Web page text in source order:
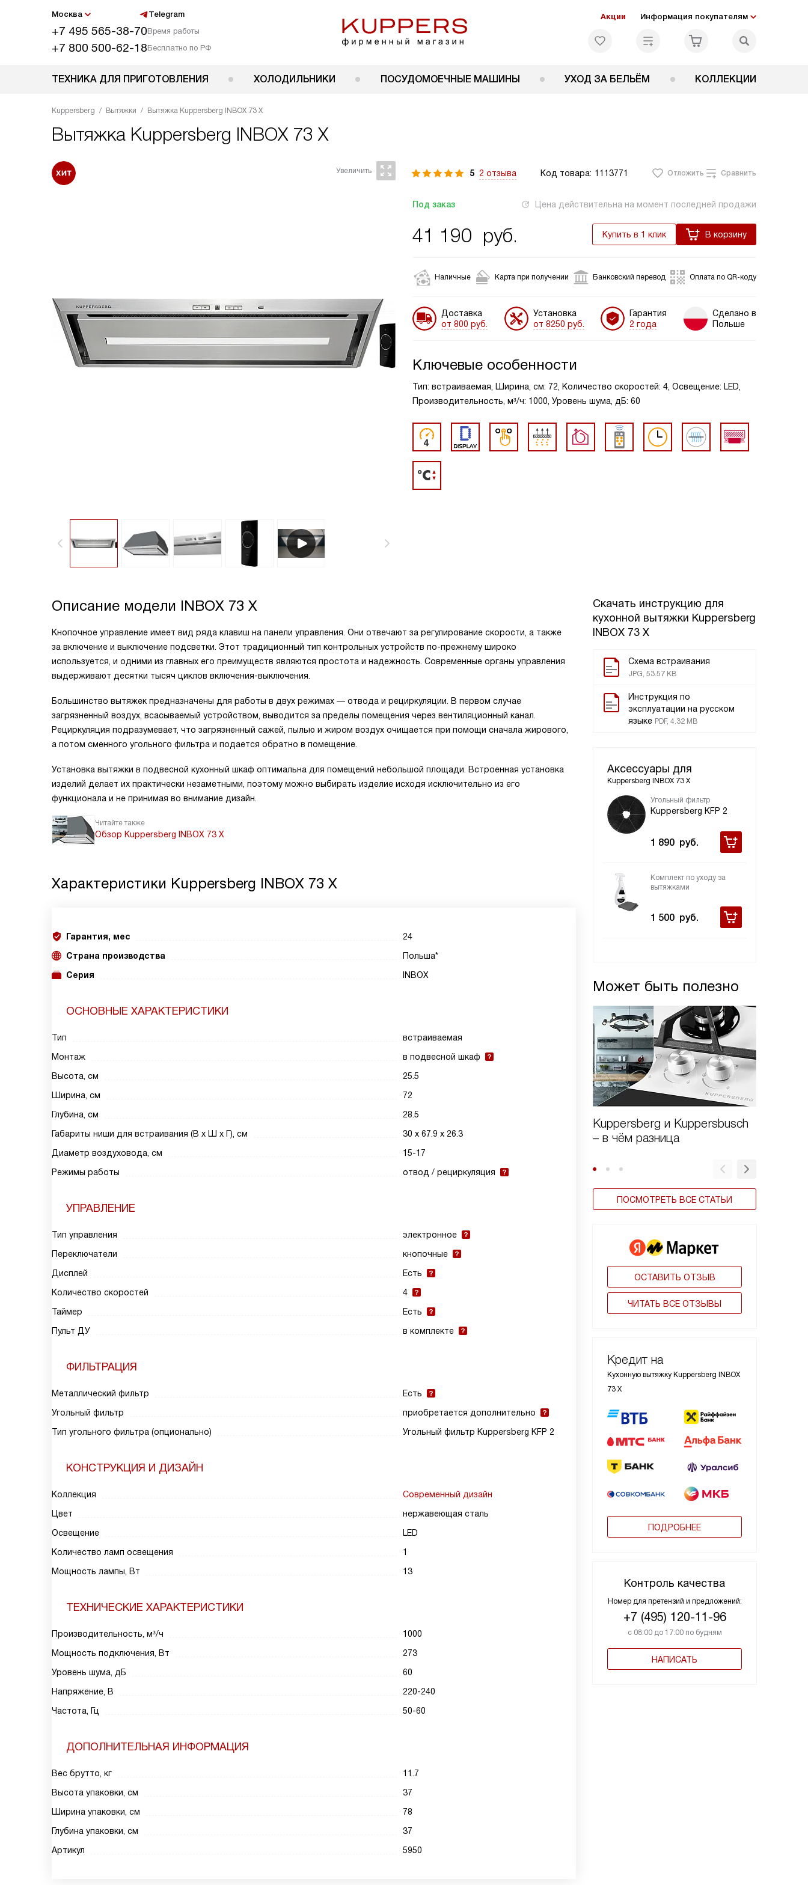
Москва Telegram
+7 495 565-38-70Время работы
+7 800 500-62-18Бесплатно по РФ
Акции Информация покупателям
ТЕХНИКА ДЛЯ ПРИГОТОВЛЕНИЯ ХОЛОДИЛЬНИКИ ПОСУДОМОЕЧНЫЕ МАШИНЫ УХОД ЗА БЕЛЬЁМ КОЛЛЕКЦИИ
Kuppersberg Вытяжки Вытяжка Kuppersberg INBOX 73 X
Вытяжка Kuppersberg INBOX 73 X
5 2 отзыва Код товара: 1113771 Отложить Сравнить
Под заказ Цена действительна на момент последней продажи
41 190 руб. Купить в 1 клик В корзину
Наличные Карта при получении Банковский перевод Оплата по QR-коду
Доставка
от 800 руб.
Установка
от 8250 руб.
Гарантия
2 года
Сделано в
Польше
Ключевые особенности
Тип: встраиваемая, Ширина, см: 72, Количество скоростей: 4, Освещение: LED,
Производительность, м³/ч: 1000, Уровень шума, дБ: 60
Скачать инструкцию для
кухонной вытяжки Kuppersberg
INBOX 73 X
Схема встраивания
JPG, 53.57 KB
Инструкция по
эксплуатации на русском
языке PDF, 4.32 MB
Аксессуары для
Kuppersberg INBOX 73 X
Угольный фильтр
Kuppersberg KFP 2
1 890 руб.
Комплект по уходу за
вытяжками
1 500 руб.
Может быть полезно
Kuppersberg и Kuppersbusch
– в чём разница
ПОСМОТРЕТЬ ВСЕ СТАТЬИ
ОСТАВИТЬ ОТЗЫВ
ЧИТАТЬ ВСЕ ОТЗЫВЫ
Кредит на
Кухонную вытяжку Kuppersberg INBOX
73 X
ПОДРОБНЕЕ
Контроль качества
Номер для претензий и предложений:
+7 (495) 120-11-96
с 08:00 до 17:00 по будням
НАПИСАТЬ
Описание модели INBOX 73 X
Кнопочное управление имеет вид ряда клавиш на панели управления. Они отвечают за регулирование скорости, а также
за включение и выключение подсветки. Этот традиционный тип контрольных устройств по-прежнему широко
используется, и одними из главных его преимуществ являются простота и надежность. Современные органы управления
выдерживают десятки тысяч циклов включения-выключения.
Большинство вытяжек предназначены для работы в двух режимах — отвода и рециркуляции. В первом случае
загрязненный воздух, всасываемый устройством, выводится за пределы помещения через вентиляционный канал.
Рециркуляция подразумевает, что загрязненный сажей, пылью и жиром воздух очищается при помощи сначала жирового,
а потом сменного угольного фильтра и подается обратно в помещение.
Установка вытяжки в подвесной кухонный шкаф оптимальна для помещений небольшой площади. Встроенная установка
изделий делает их практически незаметными, поэтому можно выбирать изделие исходя исключительно из его
функционала и не принимая во внимание дизайн.
Читайте также
Обзор Kuppersberg INBOX 73 X
Характеристики Kuppersberg INBOX 73 X
Гарантия, мес
24
Страна производства
Польша*
Серия
INBOX
ОСНОВНЫЕ ХАРАКТЕРИСТИКИ
Тип
встраиваемая
Монтаж
в подвесной шкаф
Высота, см
25.5
Ширина, см
72
Глубина, см
28.5
Габариты ниши для встраивания (В х Ш х Г), см
30 х 67.9 х 26.3
Диаметр воздуховода, см
15-17
Режимы работы
отвод / рециркуляция
УПРАВЛЕНИЕ
Тип управления
электронное
Переключатели
кнопочные
Дисплей
Есть
Количество скоростей
4
Таймер
Есть
Пульт ДУ
в комплекте
ФИЛЬТРАЦИЯ
Металлический фильтр
Есть
Угольный фильтр
приобретается дополнительно
Тип угольного фильтра (опционально)
Угольный фильтр Kuppersberg KFP 2
КОНСТРУКЦИЯ И ДИЗАЙН
Коллекция
Современный дизайн
Цвет
нержавеющая сталь
Освещение
LED
Количество ламп освещения
1
Мощность лампы, Вт
13
ТЕХНИЧЕСКИЕ ХАРАКТЕРИСТИКИ
Производительность, м³/ч
1000
Мощность подключения, Вт
273
Уровень шума, дБ
60
Напряжение, В
220-240
Частота, Гц
50-60
ДОПОЛНИТЕЛЬНАЯ ИНФОРМАЦИЯ
Вес брутто, кг
11.7
Высота упаковки, см
37
Ширина упаковки, см
78
Глубина упаковки, см
37
Артикул
5950